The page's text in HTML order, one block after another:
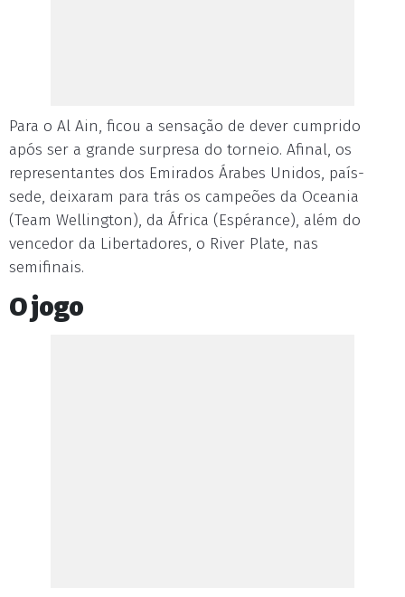
Para o Al Ain, ficou a sensação de dever cumprido
após ser a grande surpresa do torneio. Afinal, os
representantes dos Emirados Árabes Unidos, país-
sede, deixaram para trás os campeões da Oceania
(Team Wellington), da África (Espérance), além do
vencedor da Libertadores, o River Plate, nas
semifinais.
O jogo